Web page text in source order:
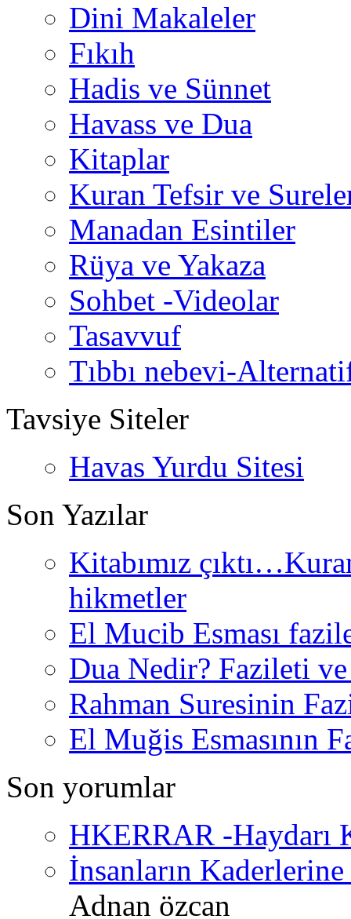
Dini Makaleler
Fıkıh
Hadis ve Sünnet
Havass ve Dua
Kitaplar
Kuran Tefsir ve
Manadan Esintiler
Rüya ve Yakaza
Sohbet -Videolar
Tasavvuf
Tıbbı nebevi-
Tavsiye Siteler
Havas Yurdu Sitesi
Son Yazılar
Kitabımız
hikmetler
El Mucib Esması
Dua Nedir? Fazileti
Rahman Suresinin
El Muğis Esmasının
Son yorumlar
HKERRAR -Haydarı
İnsanların
Adnan özcan